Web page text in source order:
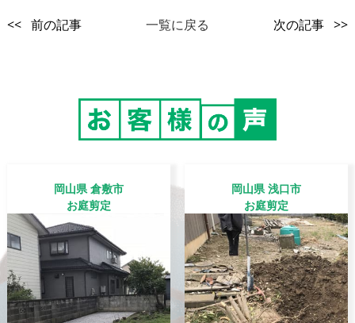
<< 前の記事 一覧に戻る 次の記事 >>
岡山県 倉敷市
お庭剪定
岡山県 浅口市
お庭剪定